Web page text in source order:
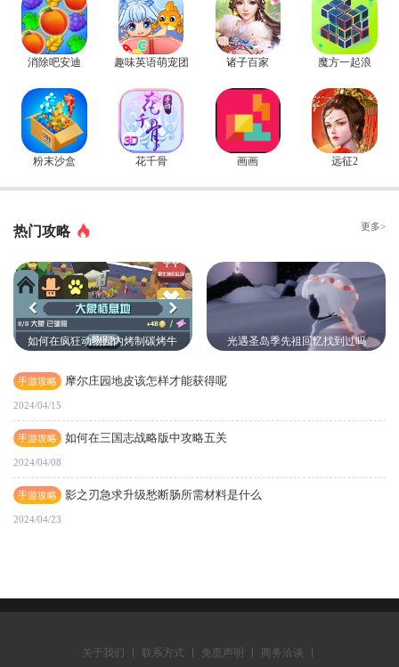
消除吧安迪 趣味英语萌宠团 诸子百家 魔方一起浪
粉末沙盒 花千骨 画画 远征2
热门攻略 更多>
如何在疯狂动物园内烤制碳烤牛 光遇圣岛季先祖回忆找到过吗
手游攻略 摩尔庄园地皮该怎样才能获得呢
2024/04/15
手游攻略 如何在三国志战略版中攻略五关
2024/04/08
手游攻略 影之刃急求升级愁断肠所需材料是什么
2024/04/23
关于我们 联系方式 免责声明 商务洽谈